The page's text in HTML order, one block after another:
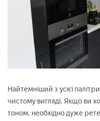
Найтемніший з усієї
чистому вигляді. Якщо ви
тоном, необхідно дуже